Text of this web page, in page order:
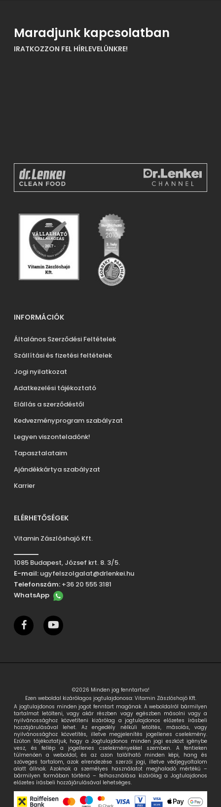
Maradjunk kapcsolatban
IRATKOZZON FEL HÍRLEVELÜNKRE!
INFORMÁCIÓK
Általános Szerződési Feltételek
Szállítási és fizetési feltételek
Jogi nyilatkozat
Adatkezelési tájékoztató
Elállás a szerződéstől
Kedvezményprogram szabályzat
Legyen viszonteladónk!
Tapasztalataim
Ajándékkártya szabályzat
Karrier
ELÉRHETŐSÉGEK
Vitamin Zászlóshajó Kft.
1085 Budapest, József krt. 8. 3/5.
E-mail: ugyfelszolgalat@drlenkei.hu
Telefonszám: +36 20 555 3181
WhatsApp
facebookyoutube
©2026 Minden jog fenntartva!
Ezen weboldal kizárólagos jogtulajdonosa: Vitamin Zászlóshajó Kft.
A jogtulajdonos minden jogot fenntart magának. A weboldalról bármilyen
tartalmat letölteni, vagy akár részben vagy egészben másolni vagy a
nyilvánossághoz közvetíteni kizárólag a jogtulajdonos előzetes írásbeli
hozzájárulásával lehet. Az engedély nélküli letöltés, másolás, vagy
nyilvánossághoz közvetítés, illetve megjelenítés jogellenes cselekmény.
Ezúton tájékoztatjuk, hogy a Jogtulajdonos minden jogi eszközt igénybe
vesz, és fellép a jogellenes cselekményekkel szemben. A fentieken
túlmenően a weboldal, és az azon található minden képi, hang és
szöveges tartalom, azok elrendezése szerzői jogi, illetve védjegyoltalom
alatt állnak. Azoknak a személyes használatot meghaladó mértékű –
bármilyen formában történő – felhasználása kizárólag a Jogtulajdonos
előzetes írásbeli hozzájárulásával lehetséges.